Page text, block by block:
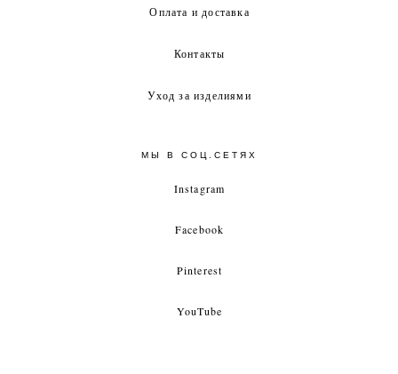
Оплата и доставка
Контакты
Уход за изделиями
МЫ В СОЦ.СЕТЯХ
Instagram
Facebook
Pinterest
YouTube